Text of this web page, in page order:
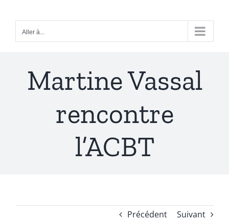
contenuAller à...
Martine Vassal
rencontre
l’ACBT
Précédent Suivant